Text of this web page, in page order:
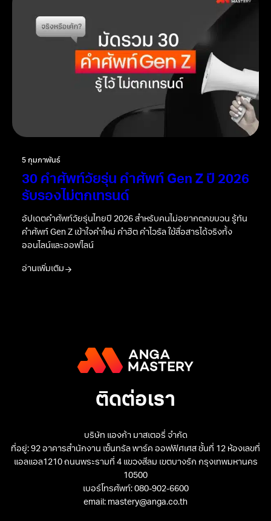
5 กุมภาพันธ์
30 คำศัพท์วัยรุ่น คำศัพท์ Gen Z ปี 2026
รับรองไม่ตกเทรนด์
อัปเดตคำศัพท์วัยรุ่นไทยปี 2026 สำหรับคนไม่อยากตกขบวน รู้ทัน
คำศัพท์ Gen Z เข้าใจคำใหม่ คำฮิต คำไวรัล ใช้สื่อสารได้จริงทั้ง
ออนไลน์และออฟไลน์
อ่านเพิ่มเติม
ติดต่อเรา
บริษัท แองก้า มาสเตอรี่ จำกัด
ที่อยู่: 92 อาคารสำนักงาน เซ็นทรัล พาร์ค ออฟฟิศเศส ชั้นที่ 12 ห้องเลขที่
แอลแอล1210 ถนนพระรามที่ 4 แขวงสีลม เขตบางรัก กรุงเทพมหานคร
10500
เบอร์โทรศัพท์: 080-902-6600
email: mastery@anga.co.th